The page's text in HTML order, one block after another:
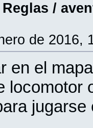
/
de 2016,
en el
locomotor